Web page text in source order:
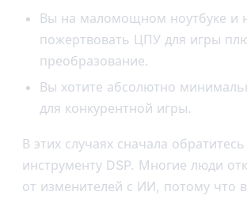
Вы на маломощном ноутбуке и
пожертвовать ЦПУ для игры
преобразование.
Вы хотите абсолютно
для конкурентной игры.
В этих случаях сначала
инструменту DSP. Многие люди
от изменителей с ИИ, потому что